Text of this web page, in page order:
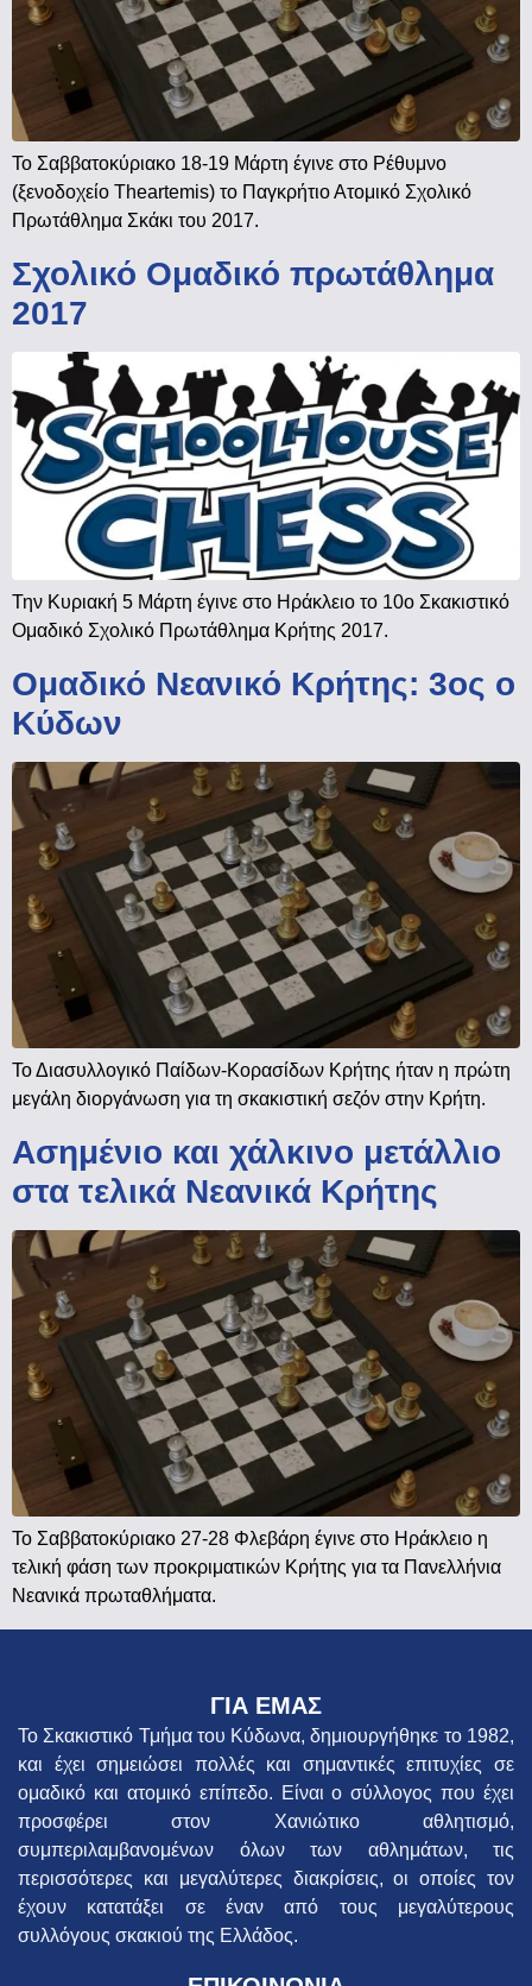
Το Σαββατοκύριακο 18-19 Μάρτη έγινε στο Ρέθυμνο
(ξενοδοχείο Theartemis) το Παγκρήτιο Ατομικό Σχολικό
Πρωτάθλημα Σκάκι του 2017.
Σχολικό Ομαδικό πρωτάθλημα
2017
Την Κυριακή 5 Μάρτη έγινε στο Ηράκλειο το 10ο Σκακιστικό
Ομαδικό Σχολικό Πρωτάθλημα Κρήτης 2017.
Ομαδικό Νεανικό Κρήτης: 3ος ο
Κύδων
Το Διασυλλογικό Παίδων-Κορασίδων Κρήτης ήταν η πρώτη
μεγάλη διοργάνωση για τη σκακιστική σεζόν στην Κρήτη.
Ασημένιο και χάλκινο μετάλλιο
στα τελικά Νεανικά Κρήτης
Το Σαββατοκύριακο 27-28 Φλεβάρη έγινε στο Ηράκλειο η
τελική φάση των προκριματικών Κρήτης για τα Πανελλήνια
Νεανικά πρωταθλήματα.
ΓΙΑ ΕΜΑΣ
Το Σκακιστικό Τμήμα του Κύδωνα, δημιουργήθηκε το 1982,
και έχει σημειώσει πολλές και σημαντικές επιτυχίες σε
ομαδικό και ατομικό επίπεδο. Είναι ο σύλλογος που έχει
προσφέρει στον Χανιώτικο αθλητισμό,
συμπεριλαμβανομένων όλων των αθλημάτων, τις
περισσότερες και μεγαλύτερες διακρίσεις, οι οποίες τον
έχουν κατατάξει σε έναν από τους μεγαλύτερους
συλλόγους σκακιού της Ελλάδος.